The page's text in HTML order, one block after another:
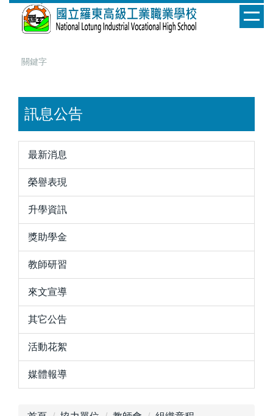
訊息公告
最新消息
榮譽表現
升學資訊
獎助學金
教師研習
來文宣導
其它公告
活動花絮
媒體報導